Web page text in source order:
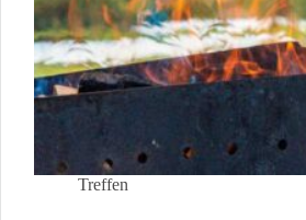
Treffen